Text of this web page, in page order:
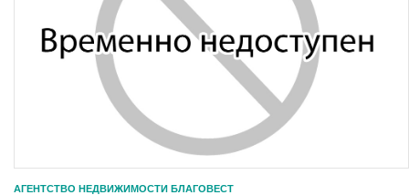
АГЕНТСТВО НЕДВИЖИМОСТИ БЛАГОВЕСТ